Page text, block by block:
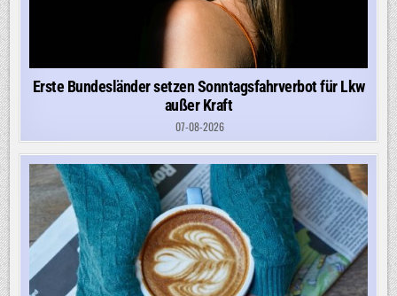
Erste Bundesländer setzen Sonntagsfahrverbot für Lkw
außer Kraft
07-08-2026